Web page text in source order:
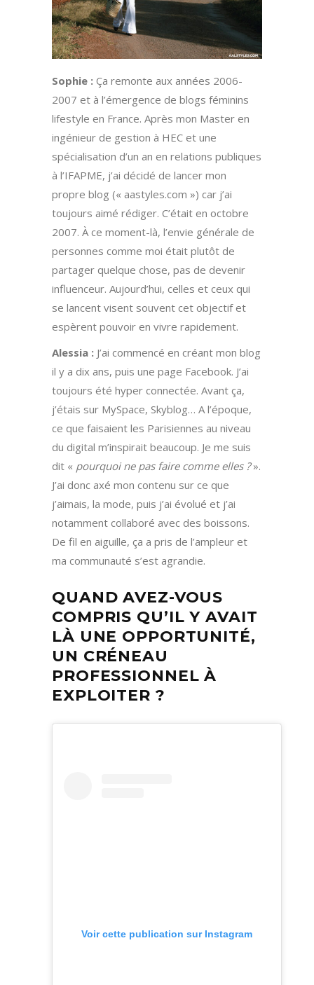
Sophie : Ça remonte aux années 2006-
2007 et à l’émergence de blogs féminins
lifestyle en France. Après mon Master en
ingénieur de gestion à HEC et une
spécialisation d’un an en relations publiques
à l’IFAPME, j’ai décidé de lancer mon
propre blog (« aastyles.com ») car j’ai
toujours aimé rédiger. C’était en octobre
2007. À ce moment-là, l’envie générale de
personnes comme moi était plutôt de
partager quelque chose, pas de devenir
influenceur. Aujourd’hui, celles et ceux qui
se lancent visent souvent cet objectif et
espèrent pouvoir en vivre rapidement.
Alessia : J’ai commencé en créant mon blog
il y a dix ans, puis une page Facebook. J’ai
toujours été hyper connectée. Avant ça,
j’étais sur MySpace, Skyblog… A l’époque,
ce que faisaient les Parisiennes au niveau
du digital m’inspirait beaucoup. Je me suis
dit « pourquoi ne pas faire comme elles ?».
J’ai donc axé mon contenu sur ce que
j’aimais, la mode, puis j’ai évolué et j’ai
notamment collaboré avec des boissons.
De fil en aiguille, ça a pris de l’ampleur et
ma communauté s’est agrandie.
QUAND AVEZ-VOUS
COMPRIS QU’IL Y AVAIT
LÀ UNE OPPORTUNITÉ,
UN CRÉNEAU
PROFESSIONNEL À
EXPLOITER ?
Voir cette publication sur Instagram